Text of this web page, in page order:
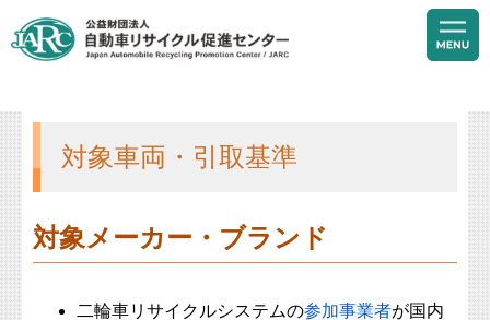
対象車両・引取基準
対象メーカー・ブランド
二輪車リサイクルシステムの参加事業者が国内